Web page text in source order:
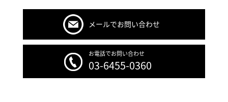
メールでお問い合わせ
お電話でお問い合わせ
03-6455-0360